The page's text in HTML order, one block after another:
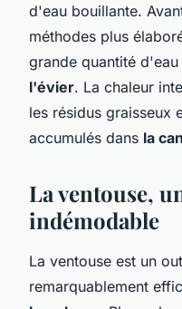
d'eau bouillante.
méthodes plus
grande quantité
l'évier. La chaleur
les résidus graisseux
accumulés dans la
La ventouse,
indémodable
La ventouse est un
remarquablement